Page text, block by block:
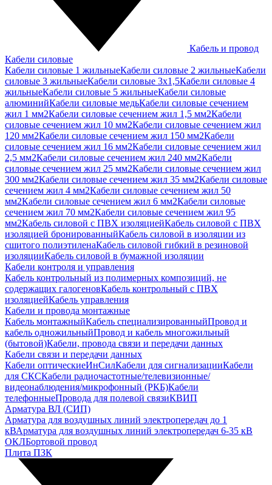
Кабель и провод
Кабели силовые
Кабели силовые 1 жильныеКабели силовые 2 жильныеКабели
силовые 3 жильныеКабели силовые 3х1,5Кабели силовые 4
жильныеКабели силовые 5 жильныеКабели силовые
алюминийКабели силовые медьКабели силовые сечением
жил 1 мм2Кабели силовые сечением жил 1,5 мм2Кабели
силовые сечением жил 10 мм2Кабели силовые сечением жил
120 мм2Кабели силовые сечением жил 150 мм2Кабели
силовые сечением жил 16 мм2Кабели силовые сечением жил
2,5 мм2Кабели силовые сечением жил 240 мм2Кабели
силовые сечением жил 25 мм2Кабели силовые сечением жил
300 мм2Кабели силовые сечением жил 35 мм2Кабели силовые
сечением жил 4 мм2Кабели силовые сечением жил 50
мм2Кабели силовые сечением жил 6 мм2Кабели силовые
сечением жил 70 мм2Кабели силовые сечением жил 95
мм2Кабель силовой с ПВХ изоляциейКабель силовой с ПВХ
изоляцией бронированныйКабель силовой в изоляции из
сшитого полиэтиленаКабель силовой гибкий в резиновой
изоляцииКабель силовой в бумажной изоляции
Кабели контроля и управления
Кабель контрольный из полимерных композиций, не
содержащих галогеновКабель контрольный с ПВХ
изоляциейКабель управления
Кабели и провода монтажные
Кабель монтажныйКабель специализированныйПровод и
кабель одножильныйПровод и кабель многожильный
(бытовой)Кабели, провода связи и передачи данных
Кабели связи и передачи данных
Кабели оптическиеИнСилКабели для сигнализацииКабели
для СКСКабели радиочастотные/телевизионные/
видеонаблюдения/микрофонный (РКБ)Кабели
телефонныеПровода для полевой связиКВИП
Арматура ВЛ (СИП)
Арматура для воздушных линий электропередач до 1
кВАрматура для воздушных линий электропередач 6-35 кВ
ОКЛБортовой провод
Плита ПЗК